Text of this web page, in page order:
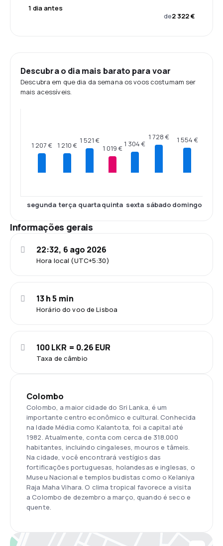
1 dia antes
de2 322 €
Descubra o dia mais barato para voar
Descubra em que dia da semana os voos costumam ser
mais acessíveis.
1 207 €
segunda
1 210 €
terça
1 521 €
quarta
1 019 €
quinta
1 304 €
sexta
1 728 €
sábado
1 554 €
domingo
Informações gerais
Hora local (UTC+5:30)
22:32, 6 ago 2026
Horário do voo de Lisboa
13 h 5 min
Taxa de câmbio
100 LKR = 0.26 EUR
Colombo
Colombo, a maior cidade do Sri Lanka, é um
importante centro econômico e cultural. Conhecida
na Idade Média como Kalantota, foi a capital até
1982. Atualmente, conta com cerca de 318.000
habitantes, incluindo cingaleses, mouros e tâmeis.
Na cidade, você encontrará vestígios das
fortificações portuguesas, holandesas e inglesas, o
Museu Nacional e templos budistas como o Kelaniya
Raja Maha Vihara. O clima tropical favorece a visita
a Colombo de dezembro a março, quando é seco e
quente.